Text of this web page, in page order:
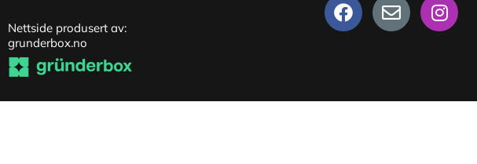
Nettside produsert av:
grunderbox.no